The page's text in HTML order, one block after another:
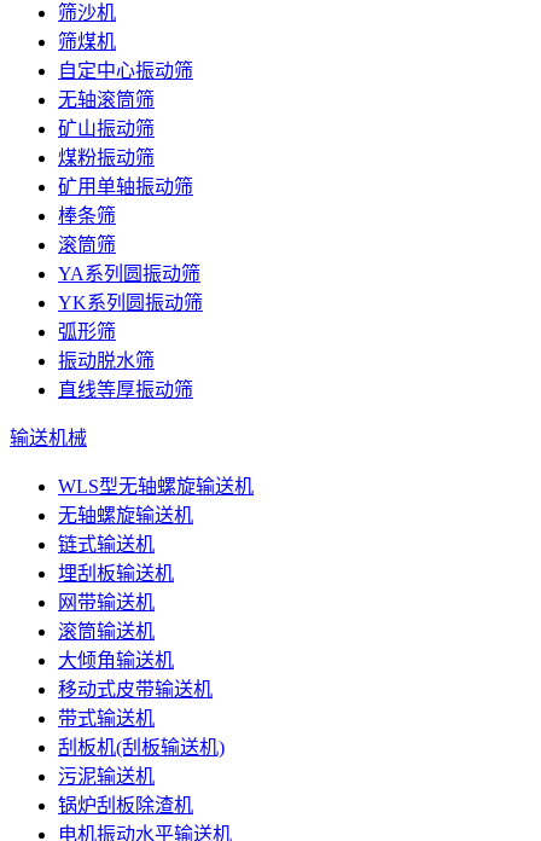
筛沙机
筛煤机
自定中心振动筛
无轴滚筒筛
矿山振动筛
煤粉振动筛
矿用单轴振动筛
棒条筛
滚筒筛
YA系列圆振动筛
YK系列圆振动筛
弧形筛
振动脱水筛
直线等厚振动筛
输送机械
WLS型无轴螺旋输送机
无轴螺旋输送机
链式输送机
埋刮板输送机
网带输送机
滚筒输送机
大倾角输送机
移动式皮带输送机
带式输送机
刮板机(刮板输送机)
污泥输送机
锅炉刮板除渣机
电机振动水平输送机